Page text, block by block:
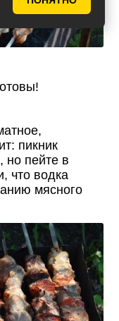
пикник
но пейте в
что водка
мясного